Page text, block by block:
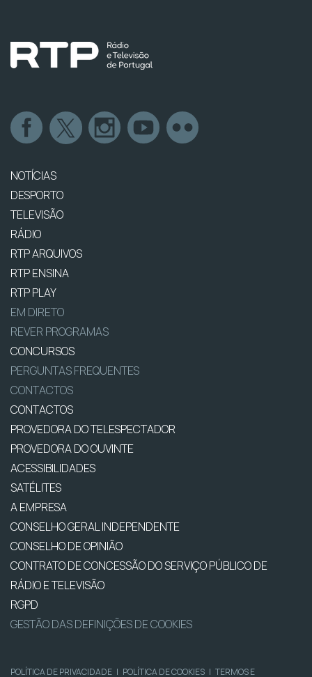
NOTÍCIAS
DESPORTO
TELEVISÃO
RÁDIO
RTP ARQUIVOS
RTP ENSINA
RTP PLAY
EM DIRETO
REVER PROGRAMAS
CONCURSOS
PERGUNTAS FREQUENTES
CONTACTOS
CONTACTOS
PROVEDORA DO TELESPECTADOR
PROVEDORA DO OUVINTE
ACESSIBILIDADES
SATÉLITES
A EMPRESA
CONSELHO GERAL INDEPENDENTE
CONSELHO DE OPINIÃO
CONTRATO DE CONCESSÃO DO SERVIÇO PÚBLICO DE
RÁDIO E TELEVISÃO
RGPD
GESTÃO DAS DEFINIÇÕES DE COOKIES
POLÍTICA DE PRIVACIDADE | POLÍTICA DE COOKIES | TERMOS E